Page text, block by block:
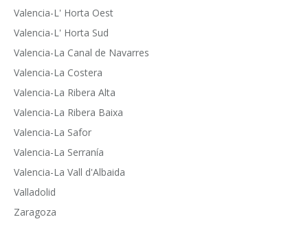
Valencia-L' Horta Oest
Valencia-L' Horta Sud
Valencia-La Canal de Navarres
Valencia-La Costera
Valencia-La Ribera Alta
Valencia-La Ribera Baixa
Valencia-La Safor
Valencia-La Serranía
Valencia-La Vall d'Albaida
Valladolid
Zaragoza